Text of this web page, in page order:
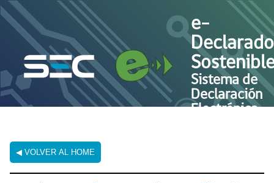
e-
Sistema de
Declaración
Electrónica
◀ VOLVER AL HOME